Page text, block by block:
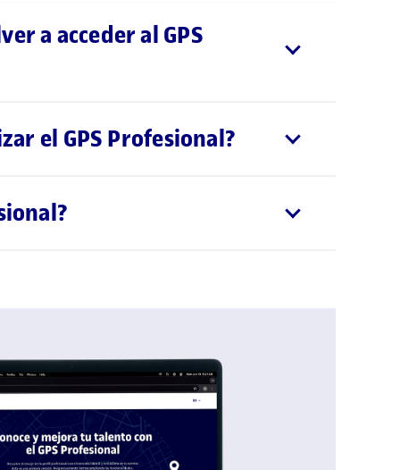
a acceder al GPS
el GPS Profesional?